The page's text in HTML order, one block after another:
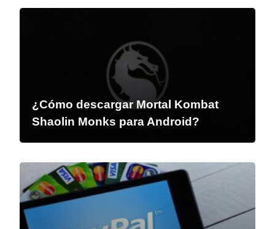
¿Cómo descargar Mortal Kombat
Shaolin Monks para Android?